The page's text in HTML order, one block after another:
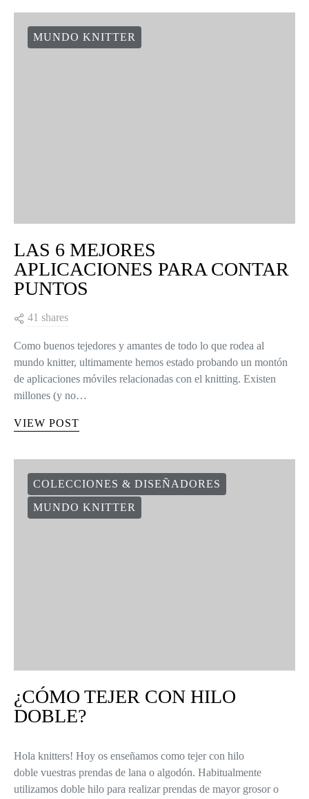
MUNDO KNITTER
LAS 6 MEJORES
APLICACIONES PARA CONTAR
PUNTOS
41 shares
Como buenos tejedores y amantes de todo lo que rodea al
mundo knitter, ultimamente hemos estado probando un montón
de aplicaciones móviles relacionadas con el knitting. Existen
millones (y no…
VIEW POST
COLECCIONES & DISEÑADORES
MUNDO KNITTER
¿CÓMO TEJER CON HILO
DOBLE?
Hola knitters! Hoy os enseñamos como tejer con hilo
doble vuestras prendas de lana o algodón. Habitualmente
utilizamos doble hilo para realizar prendas de mayor grosor o